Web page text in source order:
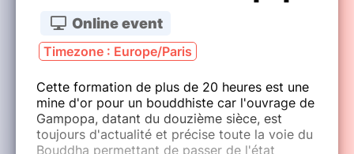
Online event
Timezone : Europe/Paris
Cette formation de plus de 20 heures est une
mine d'or pour un bouddhiste car l'ouvrage de
Gampopa, datant du douzième sièce, est
toujours d'actualité et précise toute la voie du
Bouddha permettant de passer de l'état